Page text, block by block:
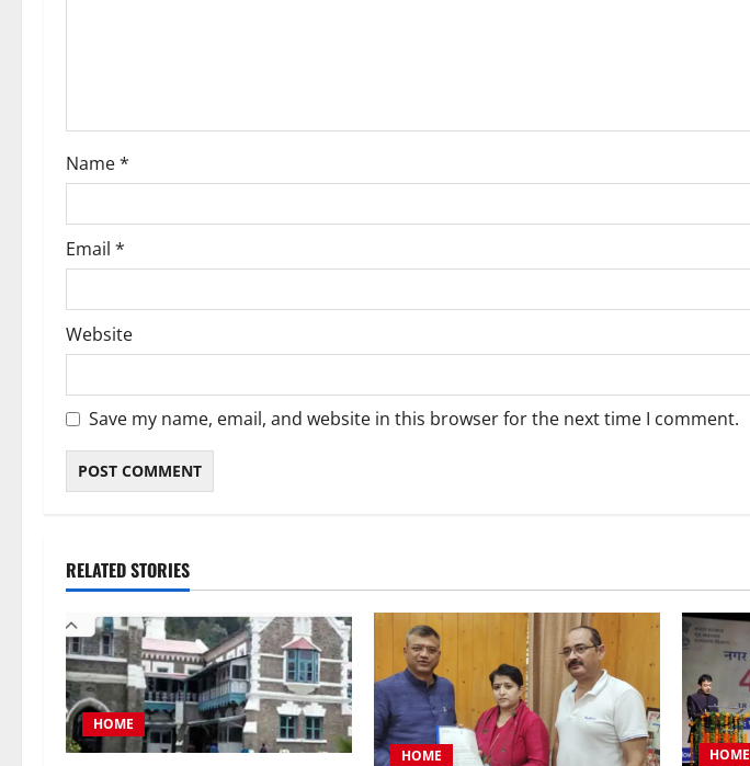
o
n
Name*
Email *
Website
Save my name, email, and website in this browser for the next time I comment.
RELATED STORIES
HOME
HOME HOME